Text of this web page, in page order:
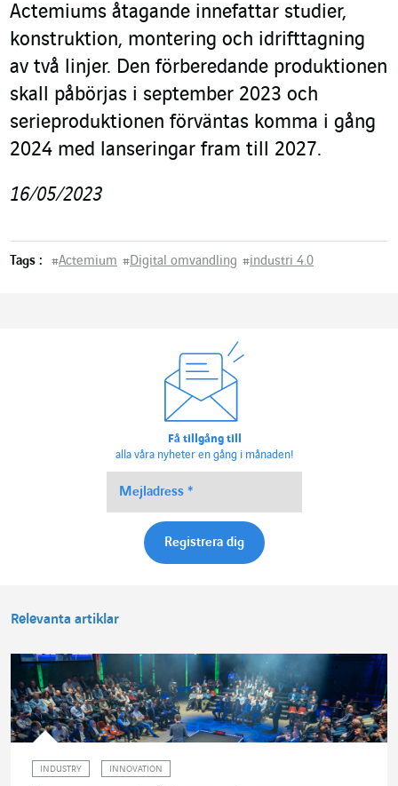
Actemiums åtagande innefattar studier,
konstruktion, montering och idrifttagning
av två linjer. Den förberedande produktionen
skall påbörjas i september 2023 och
serieproduktionen förväntas komma i gång
2024 med lanseringar fram till 2027.
16/05/2023
Tags : #Actemium #Digital omvandling #industri 4.0
Få tillgång till
alla våra nyheter en gång i månaden!
Relevanta artiklar
INDUSTRY INNOVATION